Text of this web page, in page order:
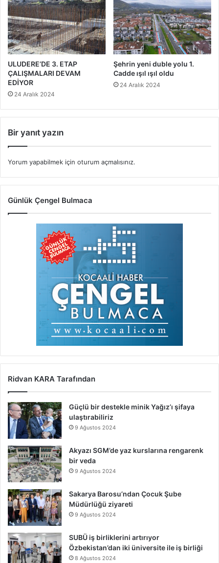
ULUDERE’DE 3. ETAP
ÇALIŞMALARI DEVAM
EDİYOR
24 Aralık 2024
Şehrin yeni duble yolu 1.
Cadde ışıl ışıl oldu
24 Aralık 2024
Bir yanıt yazın
Yorum yapabilmek için oturum açmalısınız.
Günlük Çengel Bulmaca
Ridvan KARA Tarafından
Güçlü bir destekle minik Yağız’ı şifaya
ulaştırabiliriz
9 Ağustos 2024
Akyazı SGM’de yaz kurslarına rengarenk
bir veda
9 Ağustos 2024
Sakarya Barosu’ndan Çocuk Şube
Müdürlüğü ziyareti
9 Ağustos 2024
SUBÜ iş birliklerini artırıyor
Özbekistan’dan iki üniversite ile iş birliği
8 Ağustos 2024